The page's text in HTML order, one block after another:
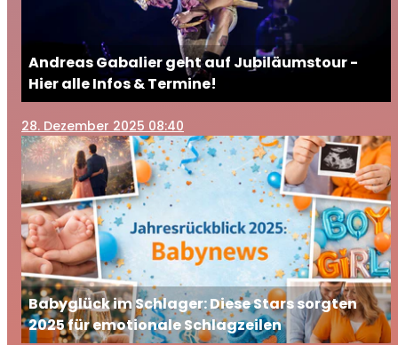
Andreas Gabalier geht auf Jubiläumstour -
Hier alle Infos & Termine!
28. Dezember 2025 08:40
Babyglück im Schlager: Diese Stars sorgten
2025 für emotionale Schlagzeilen